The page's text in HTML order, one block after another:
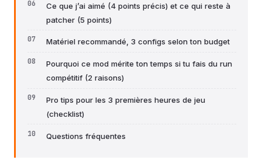
Ce que j’ai aimé (4 points précis) et ce qui reste à
patcher (5 points)
Matériel recommandé, 3 configs selon ton budget
Pourquoi ce mod mérite ton temps si tu fais du run
compétitif (2 raisons)
Pro tips pour les 3 premières heures de jeu
(checklist)
Questions fréquentes